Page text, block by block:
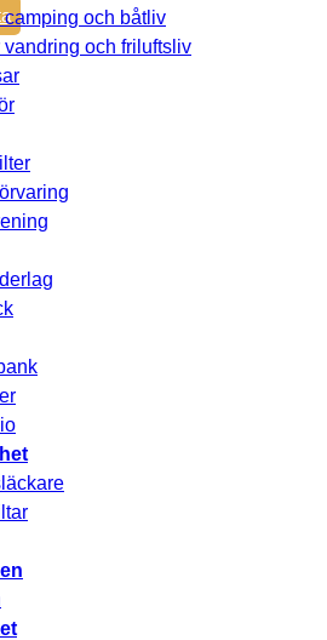
camping och båtliv
vandring och friluftsliv